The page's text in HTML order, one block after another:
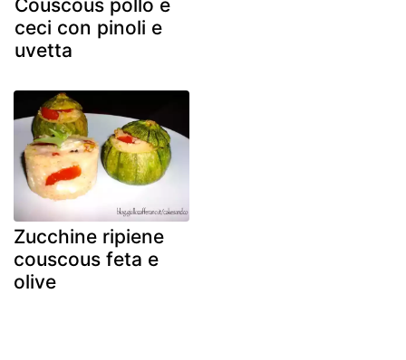
Couscous pollo e
ceci con pinoli e
uvetta
Zucchine ripiene
couscous feta e
olive